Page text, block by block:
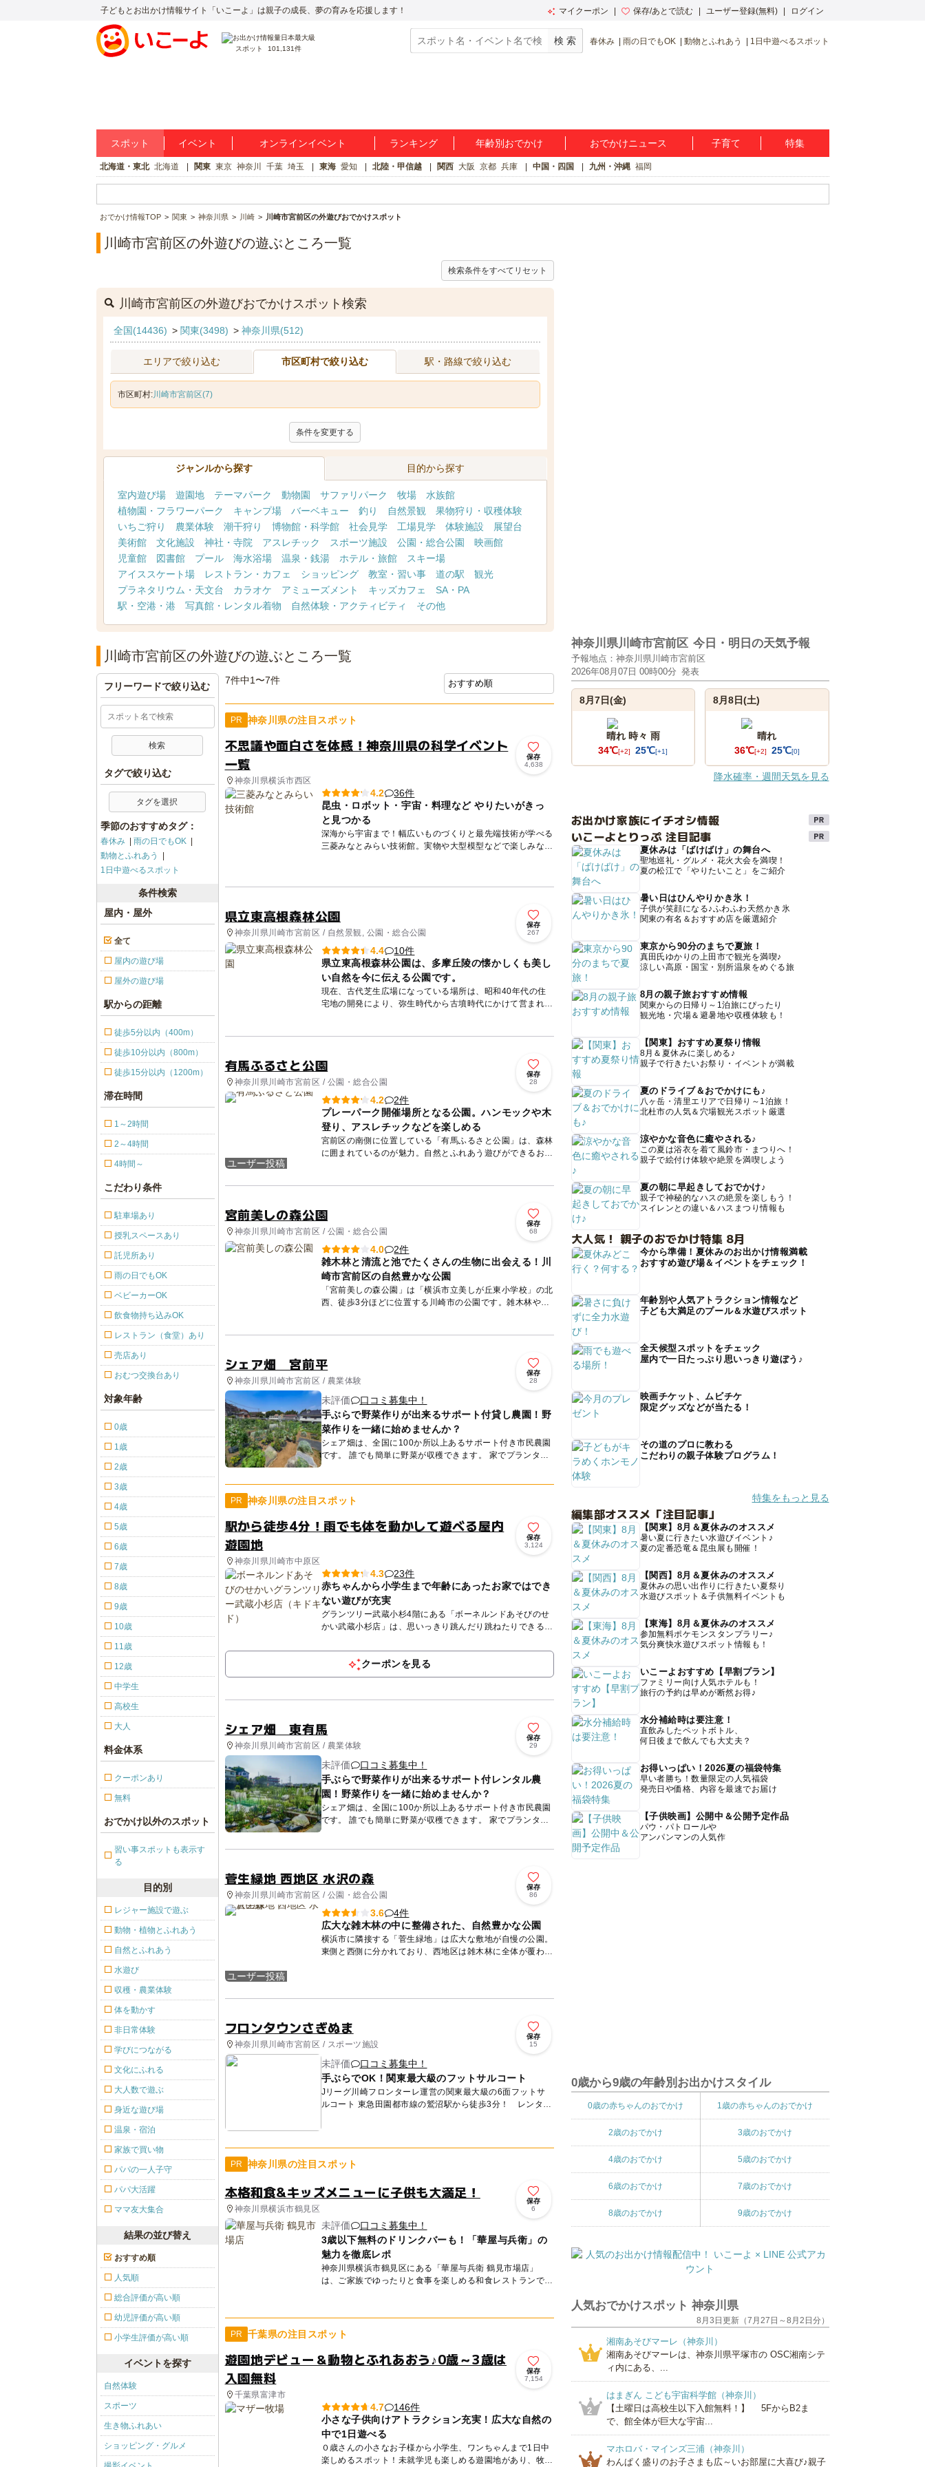
子どもとお出かけ情報サイト「いこーよ」は親子の成長、夢の育みを応援します！ マイクーポン 保存/あとで読む ユーザー登録(無料) ログイン
スポット 101,131件
春休み 雨の日でもOK 動物とふれあう 1日中遊べるスポット
スポット イベント オンラインイベント ランキング 年齢別おでかけ おでかけニュース 子育て 特集
北海道・東北 北海道 関東 東京 神奈川 千葉 埼玉 東海 愛知 北陸・甲信越 関西 大阪 京都 兵庫 中国・四国 九州・沖縄 福岡
おでかけ情報TOP 関東 神奈川県 川崎 川崎市宮前区の外遊びおでかけスポット
川崎市宮前区の外遊びの遊ぶところ一覧
検索条件をすべてリセット
川崎市宮前区の外遊びおでかけスポット検索
全国(14436) > 関東(3498) > 神奈川県(512)
エリアで絞り込む 市区町村で絞り込む 駅・路線で絞り込む
市区町村:川崎市宮前区(7)
条件を変更する
ジャンルから探す 目的から探す
室内遊び場 遊園地 テーマパーク 動物園 サファリパーク 牧場
水族館
植物園・フラワーパーク
キャンプ場 バーベキュー 釣り 自然景観
果物狩り・収穫体験
いちご狩り
農業体験 潮干狩り 博物館・科学館 社会見学 工場見学 体験施設
展望台
美術館
文化施設 神社・寺院 アスレチック スポーツ施設 公園・総合公園
映画館
児童館
図書館 プール 海水浴場 温泉・銭湯 ホテル・旅館
スキー場
アイススケート場
レストラン・カフェ ショッピング 教室・習い事 道の駅
観光
プラネタリウム・天文台
カラオケ アミューズメント キッズカフェ
SA・PA
駅・空港・港
写真館・レンタル着物 自然体験・アクティビティ その他
川崎市宮前区の外遊びの遊ぶところ一覧
7件中1〜7件
PR 神奈川県の注目スポット
不思議や面白さを体感！神奈川県の科学イベント
一覧
神奈川県横浜市西区
保存
4,638
4.2
36件
昆虫・ロボット・宇宙・料理など やりたいがきっ
と見つかる
深海から宇宙まで！幅広いものづくりと最先端技術が学べる
三菱みなとみらい技術館。実物や大型模型などで楽しみなが
県立東高根森林公園
神奈川県川崎市宮前区 / 自然景観, 公園・総合公園
保存
267
4.4
10件
県立東高根森林公園は、多摩丘陵の懐かしくも美し
い自然を今に伝える公園です。
現在、古代芝生広場になっている場所は、昭和40年代の住
宅地の開発により、弥生時代から古墳時代にかけて営まれた
有馬ふるさと公園
神奈川県川崎市宮前区 / 公園・総合公園
保存
28
ユーザー投稿
4.2
2件
プレーパーク開催場所となる公園。ハンモックや木
登り、アスレチックなどを楽しめる
宮前区の南側に位置している「有馬ふるさと公園」は、森林
に囲まれているのが魅力。自然とふれあう遊びができるお出
宮前美しの森公園
神奈川県川崎市宮前区 / 公園・総合公園
保存
68
4.0
2件
雑木林と清流と池でたくさんの生物に出会える！川
崎市宮前区の自然豊かな公園
「宮前美しの森公園」は「横浜市立美しが丘東小学校」の北
西、徒歩3分ほどに位置する川崎市の公園です。雑木林や水
シェア畑 宮前平
神奈川県川崎市宮前区 / 農業体験
保存
28
未評価
口コミ募集中！
手ぶらで野菜作りが出来るサポート付貸し農園！野
菜作りを一緒に始めませんか？
シェア畑は、全国に100か所以上あるサポート付き市民農園
です。 誰でも簡単に野菜が収穫できます。 家でプランター
栽培を失敗した方、野菜作り初めての方、心配いりませ
PR 神奈川県の注目スポット
駅から徒歩4分！雨でも体を動かして遊べる屋内
遊園地
神奈川県川崎市中原区
保存
3,124
4.3
23件
赤ちゃんから小学生まで年齢にあったお家ではでき
ない遊びが充実
グランツリー武蔵小杉4階にある「ボーネルンドあそびのせ
かい武蔵小杉店」は、思いっきり跳んだり跳ねたりできるト
ど、６ヵ月の赤...
クーポンを見る
シェア畑 東有馬
神奈川県川崎市宮前区 / 農業体験
保存
29
未評価
口コミ募集中！
手ぶらで野菜作りが出来るサポート付レンタル農
園！野菜作りを一緒に始めませんか？
シェア畑は、全国に100か所以上あるサポート付き市民農園
です。 誰でも簡単に野菜が収穫できます。 家でプランター
栽培を失敗した方、野菜作り初めての方、心配いりませ
菅生緑地 西地区 水沢の森
神奈川県川崎市宮前区 / 公園・総合公園
保存
86
ユーザー投稿
3.6
4件
広大な雑木林の中に整備された、自然豊かな公園
横浜市に隣接する「菅生緑地」は広大な敷地が自慢の公園。
東側と西側に分かれており、西地区は雑木林に全体が覆われ
フロンタウンさぎぬま
神奈川県川崎市宮前区 / スポーツ施設
保存
15
未評価
口コミ募集中！
手ぶらでOK！関東最大級のフットサルコート
Jリーグ川崎フロンターレ運営の関東最大級の6面フットサ
ルコート 東急田園都市線の鷲沼駅から徒歩3分！ レンタル
参...
PR 神奈川県の注目スポット
本格和食&キッズメニューに子供も大満足！
神奈川県横浜市鶴見区
保存
6
未評価
口コミ募集中！
3歳以下無料のドリンクバーも！「華屋与兵衛」の
魅力を徹底レポ
神奈川県横浜市鶴見区にある「華屋与兵衛 鶴見市場店」
は、ご家族でゆったりと食事を楽しめる和食レストランで
PR 千葉県の注目スポット
遊園地デビュー＆動物とふれあおう♪0歳～3歳は
入園無料
千葉県富津市
保存
7,154
4.7
146件
小さな子供向けアトラクション充実！広大な自然の
中で1日遊べる
０歳さんの小さなお子様から小学生、ワンちゃんまで1日中
楽しめるスポット！未就学児も楽しめる遊園地があり、牧場
フリーワードで絞り込む
タグで絞り込む
タグを選択
季節のおすすめタグ：
春休み
雨の日でもOK
動物とふれあう
1日中遊べるスポット
条件検索
屋内・屋外
全て
屋内の遊び場
屋外の遊び場
駅からの距離
徒歩5分以内（400m）
徒歩10分以内（800m）
徒歩15分以内（1200m）
滞在時間
1～2時間
2～4時間
4時間～
こだわり条件
駐車場あり
授乳スペースあり
託児所あり
雨の日でもOK
ベビーカーOK
飲食物持ち込みOK
レストラン（食堂）あり
売店あり
おむつ交換台あり
対象年齢
0歳
1歳
2歳
3歳
4歳
5歳
6歳
7歳
8歳
9歳
10歳
11歳
12歳
中学生
高校生
大人
料金体系
クーポンあり
無料
おでかけ以外のスポット
習い事スポットも表示す
る
目的別
レジャー施設で遊ぶ
動物・植物とふれあう
自然とふれあう
水遊び
収穫・農業体験
体を動かす
非日常体験
学びにつながる
文化にふれる
大人数で遊ぶ
身近な遊び場
温泉・宿泊
家族で買い物
パパの一人子守
パパ大活躍
ママ友大集合
結果の並び替え
おすすめ順
人気順
総合評価が高い順
幼児評価が高い順
小学生評価が高い順
イベントを探す
自然体験
スポーツ
生き物ふれあい
ショッピング・グルメ
神奈川県川崎市宮前区 今日・明日の天気予報
予報地点：神奈川県川崎市宮前区
2026年08月07日 00時00分 発表
8月7日(金)
晴れ 時々 雨
34℃[+2] 25℃[+1]
8月8日(土)
晴れ
36℃[+2] 25℃[0]
降水確率・週間天気を見る
お出かけ家族にイチオシ情報
いこーよとりっぷ 注目記事
夏休みは「ばけばけ」の舞台へ
聖地巡礼・グルメ・花火大会を満喫！
夏の松江で「やりたいこと」をご紹介
暑い日はひんやりかき氷！
子供が笑顔になる♪ふわふわ天然かき氷
関東の有名＆おすすめ店を厳選紹介
東京から90分のまちで夏旅！
真田氏ゆかりの上田市で観光を満喫♪
涼しい高原・国宝・別所温泉をめぐる旅
8月の親子旅おすすめ情報
関東からの日帰り～1泊旅にぴったり
観光地・穴場＆避暑地や収穫体験も！
【関東】おすすめ夏祭り情報
8月＆夏休みに楽しめる♪
親子で行きたいお祭り・イベントが満載
夏のドライブ＆おでかけにも♪
八ヶ岳・清里エリアで日帰り～1泊旅！
北杜市の人気＆穴場観光スポット厳選
涼やかな音色に癒やされる♪
この夏は浴衣を着て風鈴市・まつりへ！
親子で絵付け体験や絶景を満喫しよう
夏の朝に早起きしておでかけ♪
親子で神秘的なハスの絶景を楽しもう！
スイレンとの違い＆ハスまつり情報も
大人気！ 親子のおでかけ特集 8月
今から準備！夏休みのお出かけ情報満載
おすすめ遊び場＆イベントをチェック！
年齢別や人気アトラクション情報など
子ども大満足のプール＆水遊びスポット
全天候型スポットをチェック
屋内で一日たっぷり思いっきり遊ぼう♪
映画チケット、ムビチケ
限定グッズなどが当たる！
その道のプロに教わる
こだわりの親子体験プログラム！
特集をもっと見る
編集部オススメ「注目記事」
【関東】8月＆夏休みのオススメ
暑い夏に行きたい水遊びイベント♪
夏の定番恐竜＆昆虫展も開催！
【関西】8月＆夏休みのオススメ
夏休みの思い出作りに行きたい夏祭り
水遊びスポット＆子供無料イベントも
【東海】8月＆夏休みのオススメ
参加無料ポケモンスタンプラリー♪
気分爽快水遊びスポット情報も！
いこーよおすすめ【早割プラン】
ファミリー向け人気ホテルも！
旅行の予約は早めが断然お得♪
水分補給時は要注意！
直飲みしたペットボトル、
何日後まで飲んでも大丈夫？
お得いっぱい！2026夏の福袋特集
早い者勝ち！数量限定の人気福袋
発売日や価格、内容を最速でお届け
【子供映画】公開中＆公開予定作品
パウ・パトロールや
アンパンマンの人気作
0歳から9歳の年齢別お出かけスタイル
0歳の赤ちゃんのおでかけ 1歳の赤ちゃんのおでかけ
2歳のおでかけ 3歳のおでかけ
4歳のおでかけ 5歳のおでかけ
6歳のおでかけ 7歳のおでかけ
8歳のおでかけ 9歳のおでかけ
人気おでかけスポット 神奈川県
8月3日更新（7月27日～8月2日分）
1
湘南あそびマーレ（神奈川）
湘南あそびマーレは、神奈川県平塚市の OSC湘南シテ
ィ内にある、...
2
はまぎん こども宇宙科学館（神奈川）
【土曜日は高校生以下入館無料！】 5FからB2ま
で、館全体が巨大な宇宙...
3
マホロバ・マインズ三浦（神奈川）
わんぱく盛りのお子さまも広～いお部屋に大喜び♪親子